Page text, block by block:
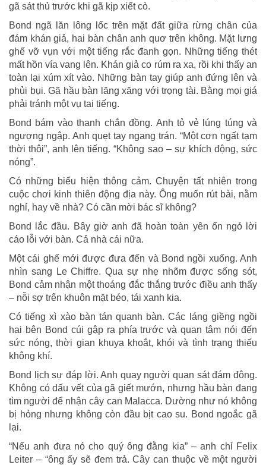
gã sát thủ trước khi gã kịp xiết cò.
Bond ngã lăn lông lốc trên mặt đất giữa rừng chân của
đám khán giả, hai bàn chân anh quơ trên không. Mặt lưng
ghế vỡ vụn với một tiếng rắc đanh gọn. Những tiếng thét
mất hồn vía vang lên. Khán giả co rúm ra xa, rồi khi thấy an
toàn lại xúm xít vào. Những bàn tay giúp anh đứng lên và
phủi bụi. Gã hầu bàn lăng xăng với trọng tài. Bằng mọi giá
phải tránh một vụ tai tiếng.
Bond bám vào thanh chắn đồng. Anh tỏ vẻ lúng túng và
ngượng ngập. Anh quẹt tay ngang trán. “Một cơn ngất tạm
thời thôi”, anh lên tiếng. “Không sao – sự khích động, sức
nóng”.
Có những biểu hiện thông cảm. Chuyện tất nhiên trong
cuộc chơi kinh thiên động địa này. Ông muốn rút bài, nằm
nghỉ, hay về nhà? Có cần mời bác sĩ không?
Bond lắc đầu. Bây giờ anh đã hoàn toàn yên ổn ngỏ lời
cáo lỗi với bàn. Cả nhà cái nữa.
Một cái ghế mới được đưa đến và Bond ngồi xuống. Anh
nhìn sang Le Chiffre. Qua sự nhẹ nhõm được sống sót,
Bond cảm nhận một thoáng đắc thắng trước điều anh thấy
– nỗi sợ trên khuôn mặt béo, tái xanh kia.
Có tiếng xì xào bàn tán quanh bàn. Các láng giềng ngồi
hai bên Bond cúi gập ra phía trước và quan tâm nói đến
sức nóng, thời gian khuya khoắt, khói và tình trạng thiếu
không khí.
Bond lịch sự đáp lời. Anh quay người quan sát đám đông.
Không có dấu vết của gã giết mướn, nhưng hầu bàn đang
tìm người để nhận cây can Malacca. Dường như nó không
bị hỏng nhưng không còn đầu bịt cao su. Bond ngoắc gã
lại.
“Nếu anh đưa nó cho quý ông đằng kia” – anh chỉ Felix
Leiter – “ông ấy sẽ đem trả. Cây can thuộc về một người